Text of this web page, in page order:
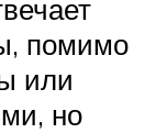
помимо
или
но